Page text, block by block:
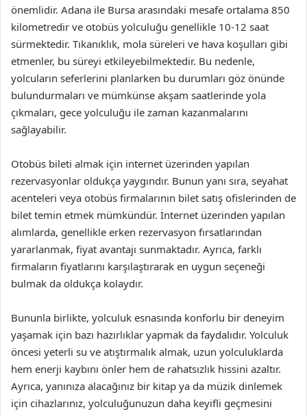
önemlidir. Adana ile Bursa arasındaki mesafe ortalama 850
kilometredir ve otobüs yolculuğu genellikle 10-12 saat
sürmektedir. Tıkanıklık, mola süreleri ve hava koşulları gibi
etmenler, bu süreyi etkileyebilmektedir. Bu nedenle,
yolcuların seferlerini planlarken bu durumları göz önünde
bulundurmaları ve mümkünse akşam saatlerinde yola
çıkmaları, gece yolculuğu ile zaman kazanmalarını
sağlayabilir.
Otobüs bileti almak için internet üzerinden yapılan
rezervasyonlar oldukça yaygındır. Bunun yanı sıra, seyahat
acenteleri veya otobüs firmalarının bilet satış ofislerinden de
bilet temin etmek mümkündür. İnternet üzerinden yapılan
alımlarda, genellikle erken rezervasyon fırsatlarından
yararlanmak, fiyat avantajı sunmaktadır. Ayrıca, farklı
firmaların fiyatlarını karşılaştırarak en uygun seçeneği
bulmak da oldukça kolaydır.
Bununla birlikte, yolculuk esnasında konforlu bir deneyim
yaşamak için bazı hazırlıklar yapmak da faydalıdır. Yolculuk
öncesi yeterli su ve atıştırmalık almak, uzun yolculuklarda
hem enerji kaybını önler hem de rahatsızlık hissini azaltır.
Ayrıca, yanınıza alacağınız bir kitap ya da müzik dinlemek
için cihazlarınız, yolculuğunuzun daha keyifli geçmesini